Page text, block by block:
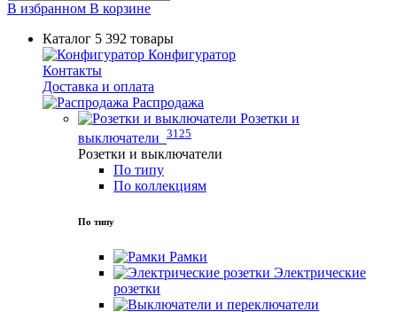
В избранном В корзине
Каталог 5 392 товары
Конфигуратор
Контакты
Доставка и оплата
Распродажа
Розетки и
выключатели 3125
Розетки и выключатели
По типу
По коллекциям
По типу
Рамки
Электрические
розетки